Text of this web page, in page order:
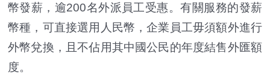
幣發薪，逾200名外派員工受惠。有關服務的發薪
幣種，可直接選用人民幣，企業員工毋須額外進行
外幣兌換，且不佔用其中國公民的年度結售外匯額
度。